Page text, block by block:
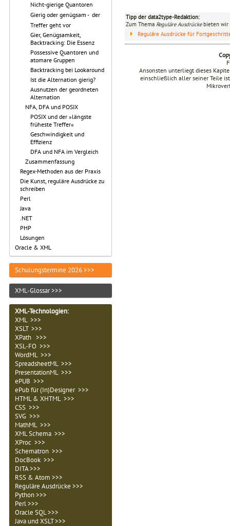
Nicht-gierige Quantoren
Gierig oder genügsam -  der
Treffer geht vor
Gier, Genügsamkeit,
Backtracking: Die Essenz
Possessive Quantoren und
atomare Gruppen
Backtracking bei Lookaround
Ist die Alternation gierig?
Ausnutzen der geordneten
Alternation
NFA, DFA und POSIX
POSIX und der »längste
früheste Treffer«
Geschwindigkeit und
Effizienz
DFA und NFA im Vergleich
Zusammenfassung
Regex-Methoden aus der Praxis
Die Kunst, reguläre Ausdrücke zu
schreiben
Perl
Java
.NET
PHP
Lösungen
Oracle & XML
Schulungstermine 2026 >>>
XML-Glossar >>>
XML-Technologien:
XML >>>
XSLT >>>
XPath >>>
XSL-FO >>>
WordML >>>
SpreadsheetML >>>
PresentationML >>>
ePUB >>>
ePub für (In)Designer >>>
HTML & XHTML >>>
CSS >>>
SVG >>>
MathML >>>
XML Schema >>>
XProc >>>
Schematron >>>
DocBook >>>
DITA >>>
RSS & Atom >>>
Reguläre Ausdrücke >>>
Python >>>
Perl >>>
Oracle SQL >>>
Java und XSLT >>>
Tipp der data2type-Redaktion:
Zum Thema Reguläre Ausdrückebieten wir
Reguläre Ausdrücke für
Ansonsten unterliegt dieses
einschließlich aller seiner Teile